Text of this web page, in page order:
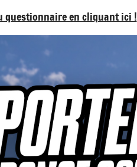
questionnaire en cliquant ici !